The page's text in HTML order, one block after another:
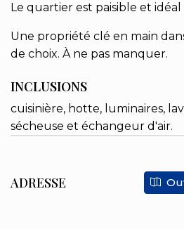
Le quartier est paisible et
Une propriété clé en main
de choix. À ne pas manquer.
INCLUSIONS
cuisinière, hotte, luminaires,
sécheuse et échangeur d'air.
ADRESSE